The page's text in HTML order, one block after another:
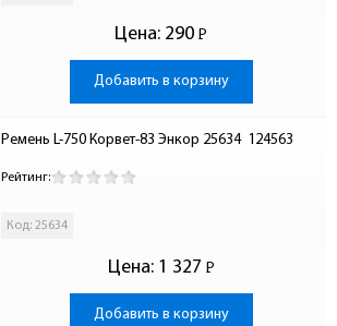
Цена: 290 Р
-
Добавить в корзину
Ремень L-750 Корвет-83 Энкор 25634  124563
Рейтинг:
Код: 25634
Цена: 1 327 Р
-
Добавить в корзину